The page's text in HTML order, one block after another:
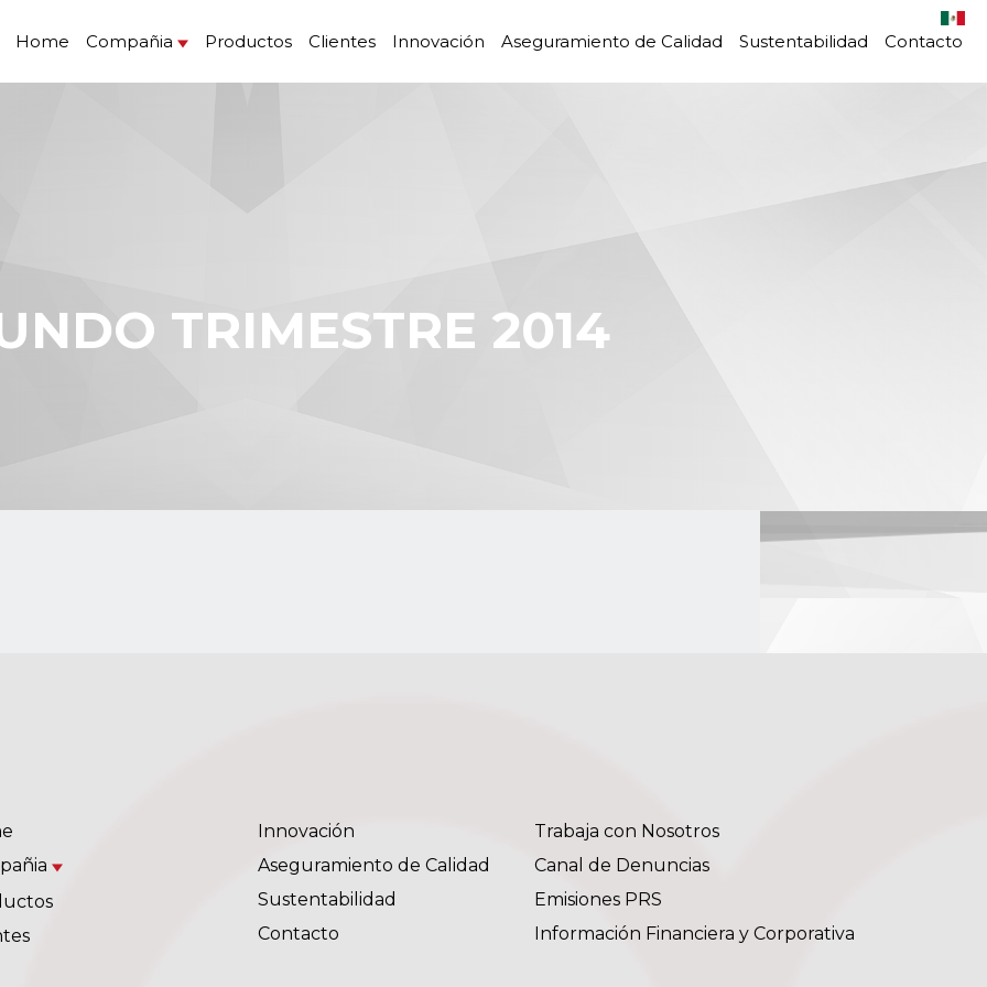
Home Compañia Productos Clientes Innovación Aseguramiento de Calidad Sustentabilidad Contacto
TRIMESTRE 2014
Innovación
Aseguramiento de Calidad
Sustentabilidad
Contacto
Trabaja con Nosotros
Canal de Denuncias
Emisiones PRS
Información Financiera y Corporativa